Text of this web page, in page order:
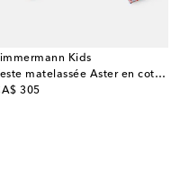
Kids
Veste matelassée Aster en coton à motif cachemire
305price